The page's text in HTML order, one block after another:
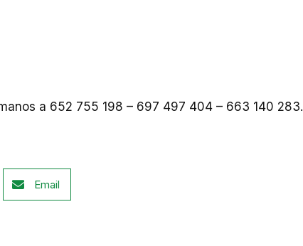
a 652 755 198 – 697 497 404 – 663 140 283.
Email